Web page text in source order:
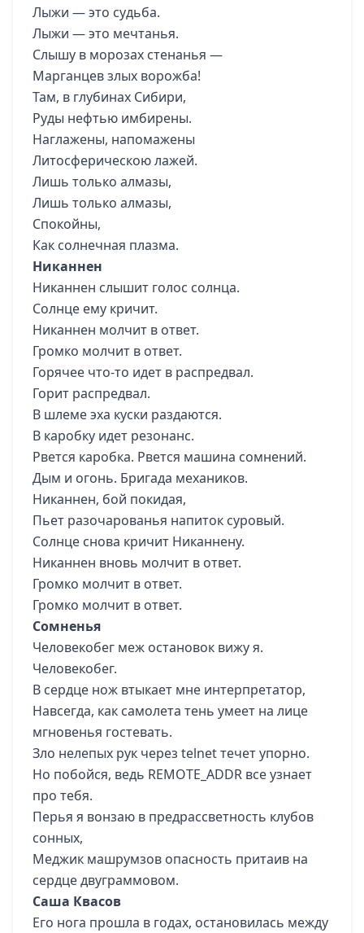
Лыжи — это судьба.
Лыжи — это мечтанья.
Слышу в морозах стенанья —
Марганцев злых ворожба!
Там, в глубинах Сибири,
Руды нефтью имбирены.
Наглажены, напомажены
Литосферическою лажей.
Лишь только алмазы,
Лишь только алмазы,
Спокойны,
Как солнечная плазма.
Никаннен
Никаннен слышит голос солнца.
Солнце ему кричит.
Никаннен молчит в ответ.
Громко молчит в ответ.
Горячее что-то идет в распредвал.
Горит распредвал.
В шлеме эха куски раздаются.
В каробку идет резонанс.
Рвется каробка. Рвется машина сомнений.
Дым и огонь. Бригада механиков.
Никаннен, бой покидая,
Пьет разочарованья напиток суровый.
Солнце снова кричит Никаннену.
Никаннен вновь молчит в ответ.
Громко молчит в ответ.
Громко молчит в ответ.
Сомненья
Человекобег меж остановок вижу я.
Человекобег.
В сердце нож втыкает мне интерпретатор,
Навсегда, как самолета тень умеет на лице
мгновенья гостевать.
Зло нелепых рук через telnet течет упорно.
Но побойся, ведь REMOTE_ADDR все узнает
про тебя.
Перья я вонзаю в предрассветность клубов
сонных,
Меджик машрумзов опасность притаив на
сердце двуграммовом.
Саша Квасов
Его нога прошла в годах, остановилась между